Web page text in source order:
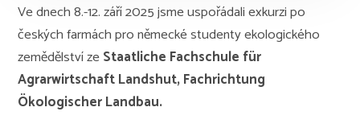
Ve dnech 8.-12. září 2025 jsme uspořádali exkurzi po
českých farmách pro německé studenty ekologického
zemědělství zeStaatliche Fachschule für
Agrarwirtschaft Landshut,Fachrichtung
Ökologischer Landbau.